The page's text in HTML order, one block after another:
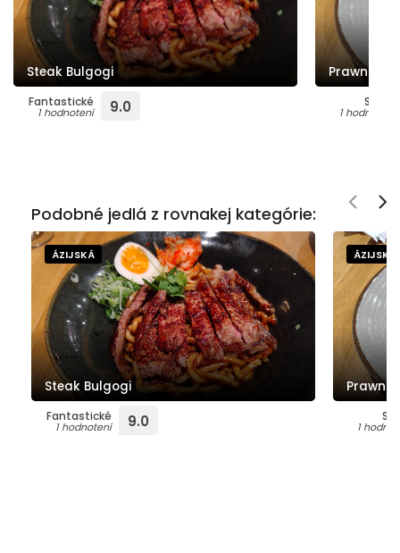
Steak Bulgogi
Fantastické
1 hodnotení 9.0
Prawn
Super
1 hodnotení
Podobné jedlá z rovnakej kategórie:
ÁZIJSKÁ
Steak Bulgogi
Fantastické
1 hodnotení 9.0
ÁZIJSKÁ
Prawn
1